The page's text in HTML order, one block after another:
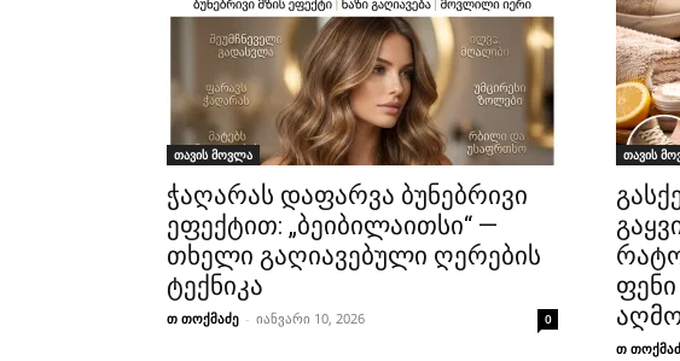
თავის მოვლა
ჭაღარას დაფარვა ბუნებრივი
ეფექტით: „ბეიბილაითსი“ —
თხელი გაღიავებული ღერების
ტექნიკა
თ თოქმაძე - იანვარი 10, 2026 0
თავის
თ